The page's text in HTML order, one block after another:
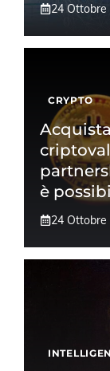
24 Ottobre
CRYPTO
è
24 Ottobre